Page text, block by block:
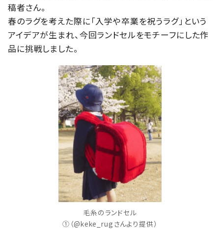
稿者さん。
春のラグを考えた際に「入学や卒業を祝うラグ」という
アイデアが生まれ、今回ランドセルをモチーフにした作
品に挑戦しました。
毛糸のランドセル
①（@keke_rugさんより提供）